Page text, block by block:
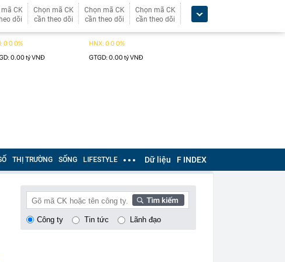
CK
dõi
Chọn mã CK
cần theo dõi
Chọn mã CK
cần theo dõi
Chọn mã CK
cần theo dõi
THỊ TRƯỜNG SỐNG LIFESTYLE Dữ liệu F INDEX
Công ty Tin tức Lãnh đạo